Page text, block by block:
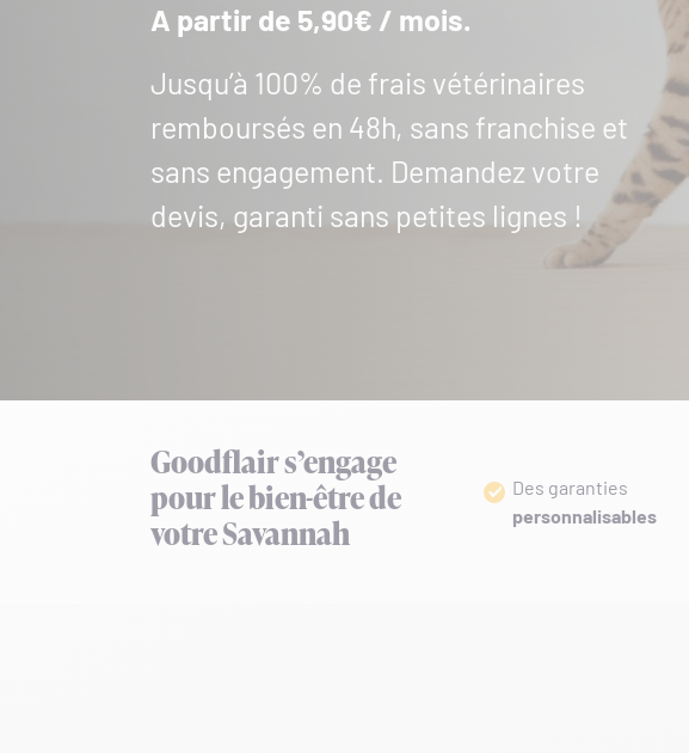
A partir de 5,90€ / mois.
Jusqu’à 100% de frais vétérinaires
remboursés en 48h, sans franchise et
sans engagement. Demandez votre
devis, garanti sans petites lignes !
Goodflair s’engage
pour le bien-être de
votre Savannah
Des garanties
personnalisables